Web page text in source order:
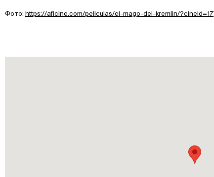
Фото: https://aficine.com/peliculas/el-mago-del-kremlin/?cineId=17